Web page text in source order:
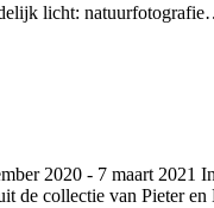
licht:
2020 - 7 maart
de collectie van Pieter